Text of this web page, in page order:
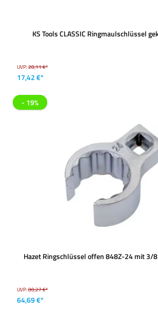
KS Tools CLASSIC Ringmaulschlüssel
UVP:28,11 €*
17,42 €*
- 19%
Hazet Ringschlüssel offen 848Z-24 mit 3/
UVP:80,27 €*
64,69 €*